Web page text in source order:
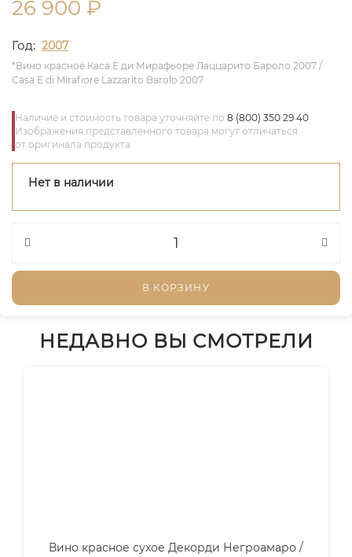
26 900 ₽
Год: 2007
*Вино красное Каса Е ди Мирафьоре Лаццарито Бароло 2007 /
Casa E di Mirafiore Lazzarito Barolo 2007
Наличие и стоимость товара уточняйте по 8 (800) 350 29 40
Изображения представленного товара могут отличаться
от оригинала продукта
Нет в наличии
В КОРЗИНУ
НЕДАВНО ВЫ СМОТРЕЛИ
Вино красное сухое Декорди Негроамаро /